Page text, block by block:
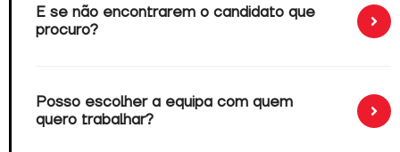
E se não encontrarem o candidato que
procuro?
Posso escolher a equipa com quem
quero trabalhar?